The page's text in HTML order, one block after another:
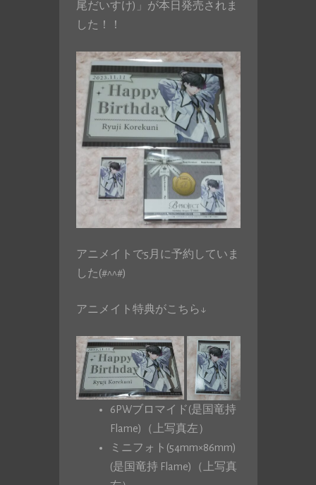
尾だいすけ)」が本日発売されま
した！！
アニメイトで5月に予約していま
した(#^^#)
アニメイト特典がこちら↓
6PWブロマイド(是国竜持
Flame)（上写真左）
ミニフォト(54mm×86mm)
(是国竜持 Flame)（上写真